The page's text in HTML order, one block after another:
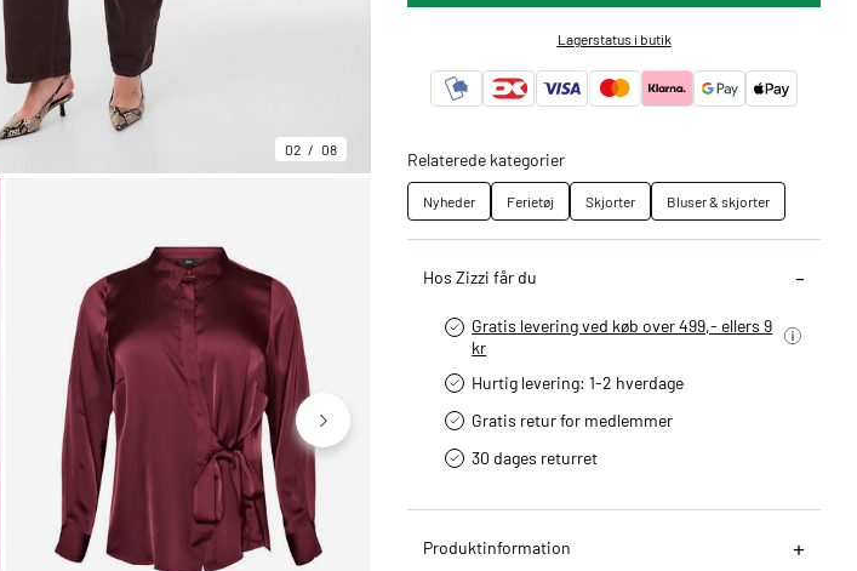
02 08
Lagerstatus i butik
Relaterede kategorier
Nyheder Ferietøj Skjorter Bluser & skjorter
Hos Zizzi får du
Gratis levering ved køb over 499,- ellers 9
kr
Hurtig levering­: 1-2 hverdage
Gratis retur for medlemmer
30 dages returret
Produktinformation